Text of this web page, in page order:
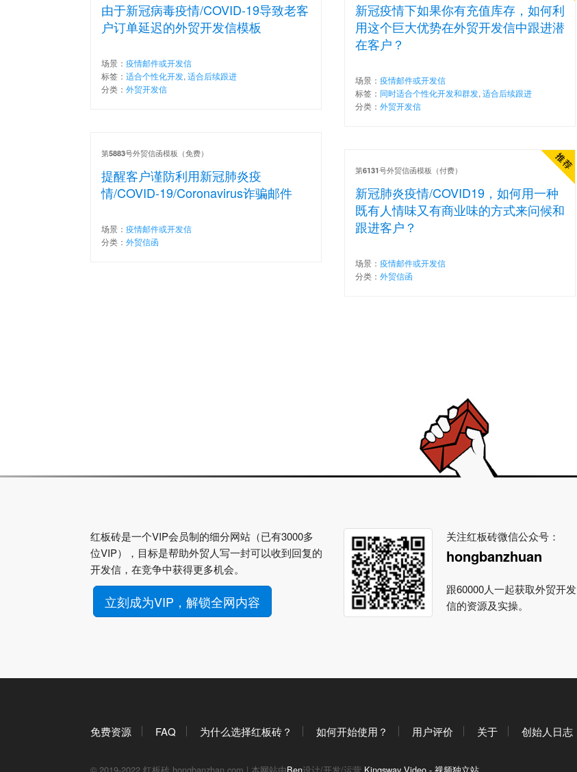
由于新冠病毒疫情/COVID-19导致老客
户订单延迟的外贸开发信模板
场景： 疫情邮件或开发信
标签： 适合个性化开发, 适合后续跟进
分类： 外贸开发信
新冠疫情下如果你有充值库存，如何利
用这个巨大优势在外贸开发信中跟进潜
在客户？
场景： 疫情邮件或开发信
标签： 同时适合个性化开发和群发, 适合后续跟进
分类： 外贸开发信
提醒客户谨防利用新冠肺炎疫
情/COVID-19/Coronavirus诈骗邮件
第5883号外贸信函模板（免费）
场景： 疫情邮件或开发信
分类： 外贸信函
新冠肺炎疫情/COVID19，如何用一种
既有人情味又有商业味的方式来问候和
跟进客户？
第6131号外贸信函模板（付费）
场景： 疫情邮件或开发信
分类： 外贸信函
红板砖是一个VIP会员制的细分网站（已有3000多
位VIP），目标是帮助外贸人写一封可以收到回复的
开发信，在竞争中获得更多机会。
立刻成为VIP，解锁全网内容
关注红板砖微信公众号：
hongbanzhuan
跟60000人一起获取外贸开发
信的资源及实操。
免费资源 FAQ 为什么选择红板砖？ 如何开始使用？ 用户评价 关于 创始人日志